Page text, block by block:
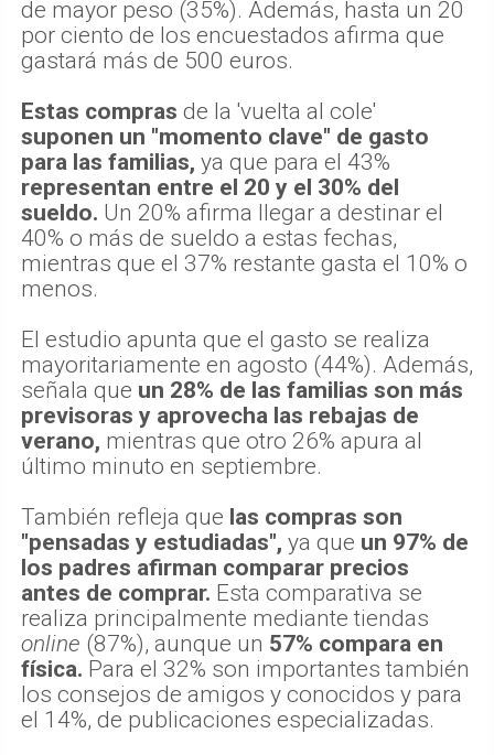
de mayor peso (35%). Además, hasta un 20
por ciento de los encuestados afirma que
gastará más de 500 euros.
Estas compras de la 'vuelta al cole'
suponen un "momento clave" de gasto
para las familias, ya que para el 43%
representan entre el 20 y el 30% del
sueldo. Un 20% afirma llegar a destinar el
40% o más de sueldo a estas fechas,
mientras que el 37% restante gasta el 10% o
menos.
El estudio apunta que el gasto se realiza
mayoritariamente en agosto (44%). Además,
señala que un 28% de las familias son más
previsoras y aprovecha las rebajas de
verano, mientras que otro 26% apura al
último minuto en septiembre.
También refleja que las compras son
"pensadas y estudiadas", ya que un 97% de
los padres afirman comparar precios
antes de comprar. Esta comparativa se
realiza principalmente mediante tiendas
online (87%), aunque un 57% compara en
física. Para el 32% son importantes también
los consejos de amigos y conocidos y para
el 14%, de publicaciones especializadas.